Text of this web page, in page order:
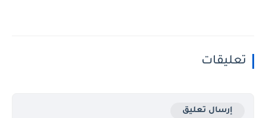
تعليقات
إرسال تعليق